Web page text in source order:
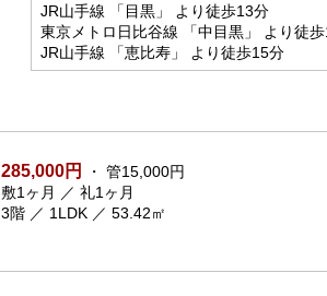
JR山手線 「目黒」 より徒歩13分
東京メトロ日比谷線 「中目黒」 より徒
JR山手線 「恵比寿」 より徒歩15分
285,000円
・ 管15,000円
敷1ヶ月 ／ 礼1ヶ月
3階 ／ 1LDK ／ 53.42㎡